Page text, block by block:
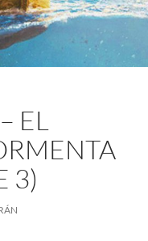
EL
3)